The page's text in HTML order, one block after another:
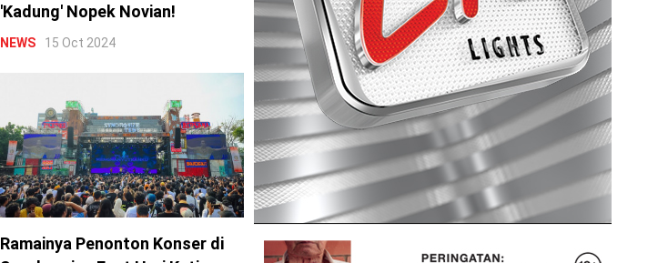
'Kadung' Nopek Novian!
NEWS 15 Oct 2024
Ramainya Penonton Konser di